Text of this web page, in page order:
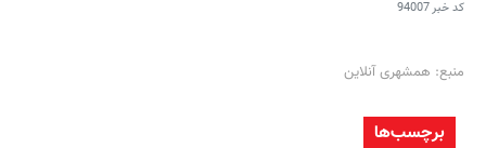
کد خبر94007
منبع: همشهری آنلاین
برچسب‌ها